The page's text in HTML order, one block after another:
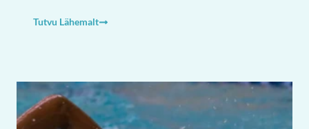
Tutvu Lähemalt